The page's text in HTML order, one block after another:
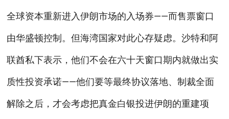
全球资本重新进入伊朗市场的入场券——而售票窗口
由华盛顿控制。但海湾国家对此心存疑虑。沙特和阿
联酋私下表示，他们不会在六十天窗口期内就做出实
质性投资承诺——他们要等最终协议落地、制裁全面
解除之后，才会考虑把真金白银投进伊朗的重建项